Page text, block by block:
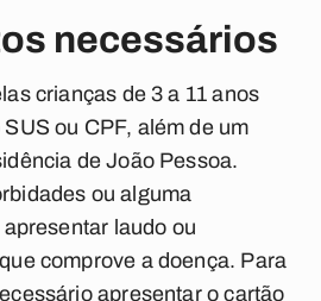
necessários
crianças de 3 a 11 anos
ou CPF, além de um
de João Pessoa.
ou alguma
laudo ou
comprove a doença. Para
apresentar o cartão